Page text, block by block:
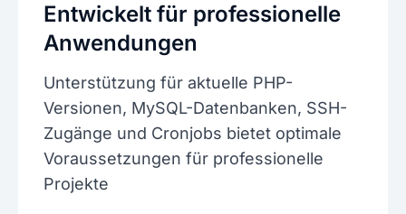
Entwickelt für professionelle
Anwendungen
Unterstützung für aktuelle PHP-
Versionen, MySQL-Datenbanken, SSH-
Zugänge und Cronjobs bietet optimale
Voraussetzungen für professionelle
Projekte